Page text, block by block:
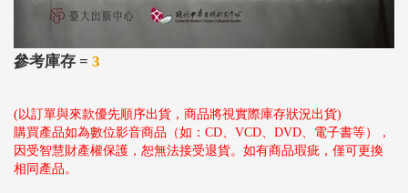
參考庫存 = 3
(以訂單與來款優先順序出貨，商品將視實際庫存狀況出貨)
購買產品如為數位影音商品（如：CD、VCD、DVD、電子書等），
因受智慧財產權保護，恕無法接受退貨。如有商品瑕疵，僅可更換
相同產品。